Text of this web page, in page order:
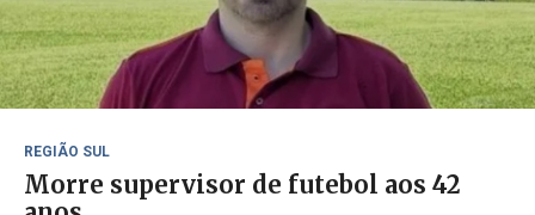
REGIÃO SUL
Morre supervisor de futebol aos 42